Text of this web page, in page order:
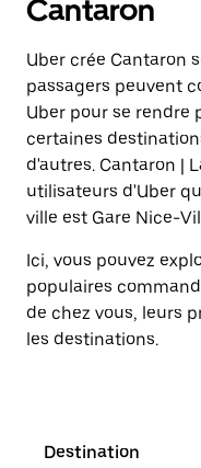
ouvrir
le
et
sélectionner
une
date.
Appuyez
sur
la
touche
Échap
fermer
le
calendrier.
Cantaron
Uber crée Cantaron
passagers peuvent
Uber pour se rendre
certaines
d'autres. Cantaron |
utilisateurs d'Uber
ville est Gare Nice-
Ici, vous pouvez
populaires
de chez vous, leurs
les destinations.
Destination